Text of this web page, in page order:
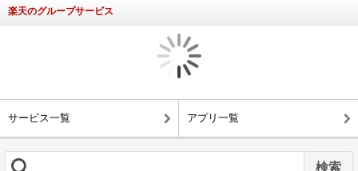
楽天のグループサービス
サービス一覧 アプリ一覧